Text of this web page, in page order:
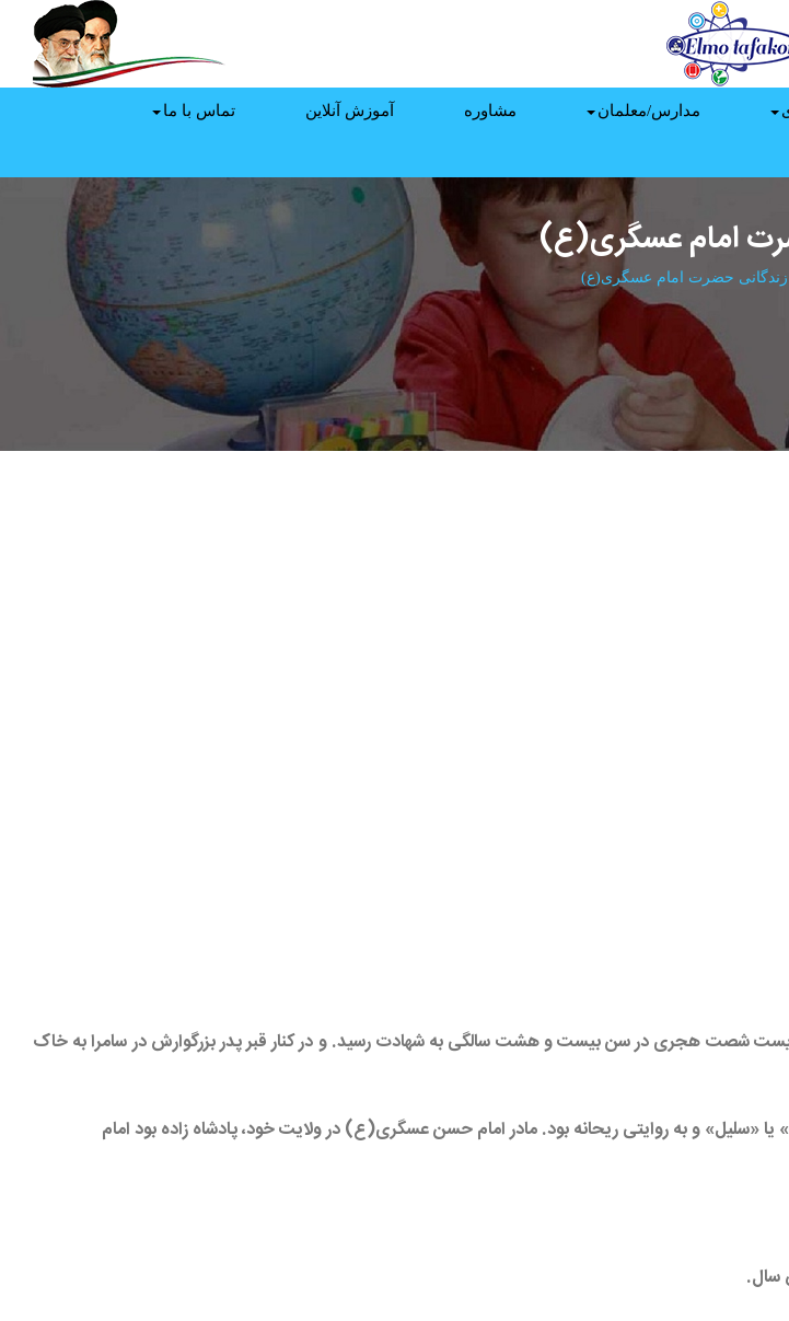
مدارس/معلمان مشاوره آموزش آنلاین تماس با ما
امام عسگری(ع)
زندگانی حضرت امام عسگری(ع)
هجری در سن بیست و هشت سالگی به شهادت رسید. و در کنار قبر پدر بزرگوارش در سامرا به خاک
و به روایتی ریحانه بود. مادر امام حسن عسگری(ع) در ولایت خود، پادشاه زاده بود امام